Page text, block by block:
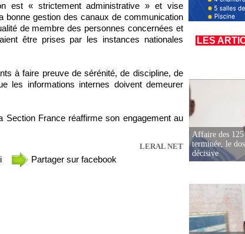
est « strictement administrative » et vise
bonne gestion des canaux de communication
de membre des personnes concernées et
être prises par les instances nationales
à faire preuve de sérénité, de discipline, de
les informations internes doivent demeurer
France réaffirme son engagement au
LERAL NET
Partager sur facebook
LES
Affaire des
terminée, le
décisive